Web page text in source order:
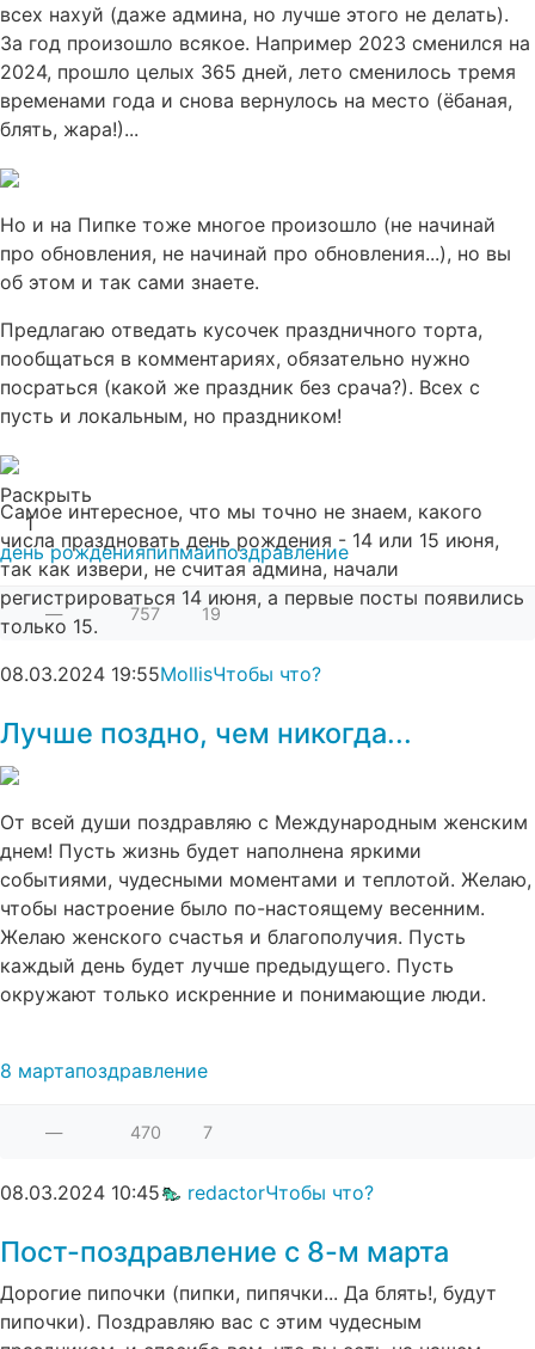
всех нахуй (даже админа, но лучше этого не делать).
За год произошло всякое. Например 2023 сменился на
2024, прошло целых 365 дней, лето сменилось тремя
временами года и снова вернулось на место (ёбаная,
блять, жара!)...
Но и на Пипке тоже многое произошло (не начинай
про обновления, не начинай про обновления...), но вы
об этом и так сами знаете.
Предлагаю отведать кусочек праздничного торта,
пообщаться в комментариях, обязательно нужно
посраться (какой же праздник без срача?). Всех с
пусть и локальным, но праздником!
Самое интересное, что мы точно не знаем, какого
числа праздновать день рождения - 14 или 15 июня,
так как извери, не считая админа, начали
регистрироваться 14 июня, а первые посты появились
только 15.
Раскрыть
1
день рожденияпипмайпоздравление
— 757 19
08.03.2024 19:55MollisЧтобы что?
Лучше поздно, чем никогда...
От всей души поздравляю с Международным женским
днем! Пусть жизнь будет наполнена яркими
событиями, чудесными моментами и теплотой. Желаю,
чтобы настроение было по-настоящему весенним.
Желаю женского счастья и благополучия. Пусть
каждый день будет лучше предыдущего. Пусть
окружают только искренние и понимающие люди.
8 мартапоздравление
— 470 7
08.03.2024 10:45 redactorЧтобы что?
Пост-поздравление с 8-м марта
Дорогие пипочки (пипки, пипячки... Да блять!, будут
пипочки). Поздравляю вас с этим чудесным